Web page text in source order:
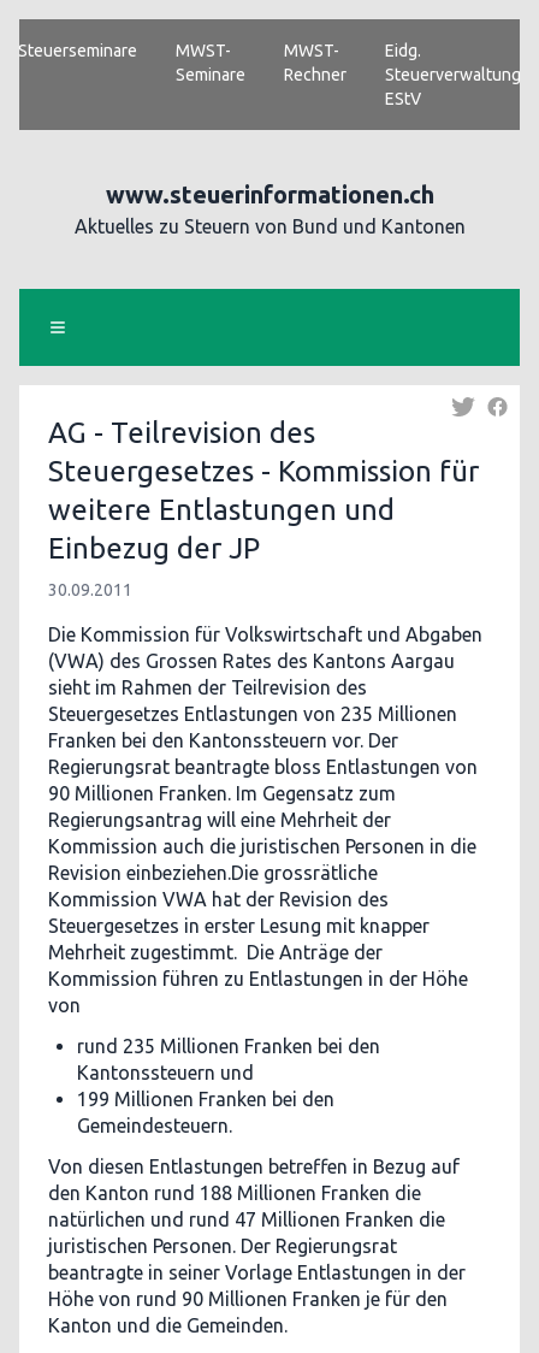
Steuerseminare
MWST-
Seminare
MWST-
Rechner
Eidg.
Steuerverwaltung
EStV
www.steuerinformationen.ch
Aktuelles zu Steuern von Bund und Kantonen
AG - Teilrevision des
Steuergesetzes - Kommission für
weitere Entlastungen und
Einbezug der JP
30.09.2011
Die Kommission für Volkswirtschaft und Abgaben
(VWA) des Grossen Rates des Kantons Aargau
sieht im Rahmen der Teilrevision des
Steuergesetzes Entlastungen von 235 Millionen
Franken bei den Kantonssteuern vor. Der
Regierungsrat beantragte bloss Entlastungen von
90 Millionen Franken. Im Gegensatz zum
Regierungsantrag will eine Mehrheit der
Kommission auch die juristischen Personen in die
Revision einbeziehen.Die grossrätliche
Kommission VWA hat der Revision des
Steuergesetzes in erster Lesung mit knapper
Mehrheit zugestimmt. Die Anträge der
Kommission führen zu Entlastungen in der Höhe
von
rund 235 Millionen Franken bei den
Kantonssteuern und
199 Millionen Franken bei den
Gemeindesteuern.
Von diesen Entlastungen betreffen in Bezug auf
den Kanton rund 188 Millionen Franken die
natürlichen und rund 47 Millionen Franken die
juristischen Personen. Der Regierungsrat
beantragte in seiner Vorlage Entlastungen in der
Höhe von rund 90 Millionen Franken je für den
Kanton und die Gemeinden.